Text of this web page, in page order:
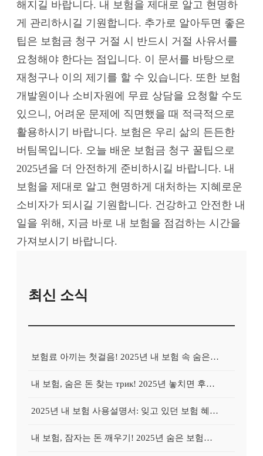
해지길 바랍니다. 내 보험을 제대로 알고 현명하
게 관리하시길 기원합니다. 추가로 알아두면 좋은
팁은 보험금 청구 거절 시 반드시 거절 사유서를
요청해야 한다는 점입니다. 이 문서를 바탕으로
재청구나 이의 제기를 할 수 있습니다. 또한 보험
개발원이나 소비자원에 무료 상담을 요청할 수도
있으니, 어려운 문제에 직면했을 때 적극적으로
활용하시기 바랍니다. 보험은 우리 삶의 든든한
버팀목입니다. 오늘 배운 보험금 청구 꿀팁으로
2025년을 더 안전하게 준비하시길 바랍니다. 내
보험을 제대로 알고 현명하게 대처하는 지혜로운
소비자가 되시길 기원합니다. 건강하고 안전한 내
일을 위해, 지금 바로 내 보험을 점검하는 시간을
가져보시기 바랍니다.
최신 소식
보험료 아끼는 첫걸음! 2025년 내 보험 속 숨은 혜택 100% 활용법
내 보험, 숨은 돈 찾는 трик! 2025년 놓치면 후회할 보험금 찾기
2025년 내 보험 사용설명서: 잊고 있던 보험 혜택, 지금 바로 확인하고 100% 활용하는 방법
내 보험, 잠자는 돈 깨우기! 2025년 숨은 보험금 찾기 긴급 가이드